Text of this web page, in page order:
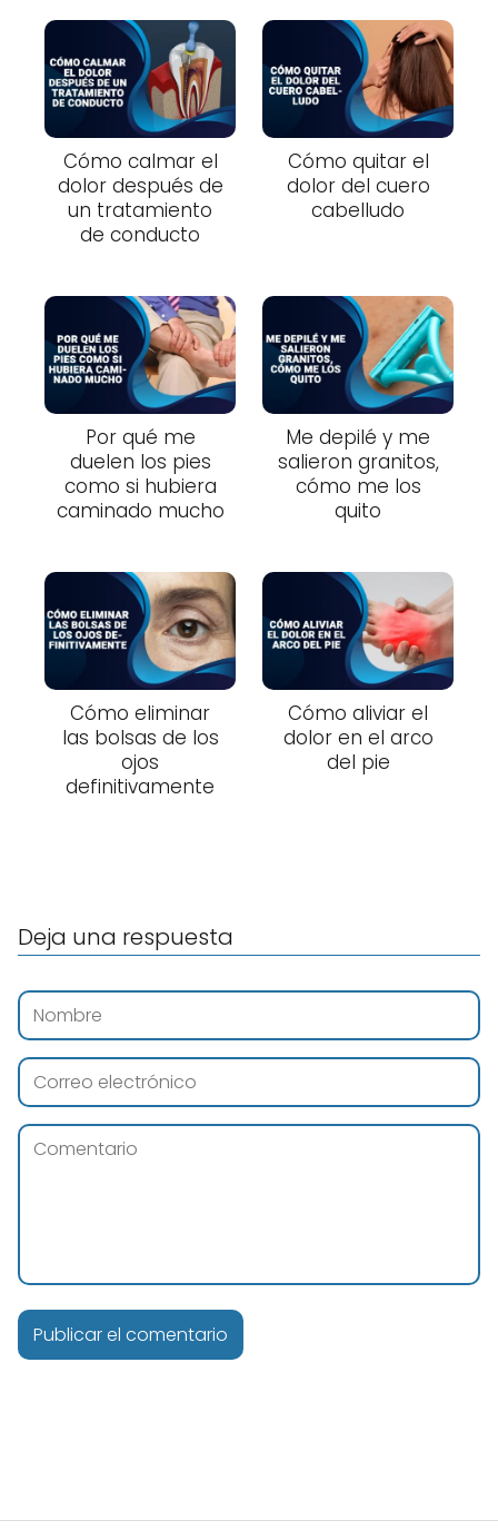
Cómo calmar el
dolor después de
un tratamiento
de conducto
Cómo quitar el
dolor del cuero
cabelludo
Por qué me
duelen los pies
como si hubiera
caminado mucho
Me depilé y me
salieron granitos,
cómo me los
quito
Cómo eliminar
las bolsas de los
ojos
definitivamente
Cómo aliviar el
dolor en el arco
del pie
Deja una respuesta